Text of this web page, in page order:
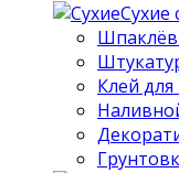
Сухие
Клей